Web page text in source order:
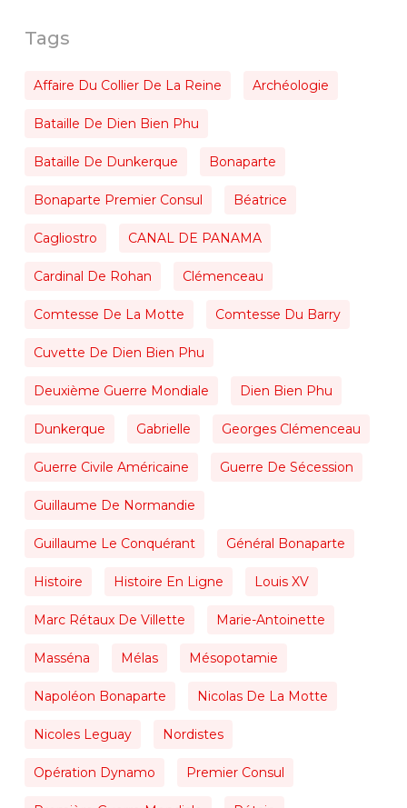
Tags
Affaire Du Collier De La Reine Archéologie
Bataille De Dien Bien Phu
Bataille De Dunkerque Bonaparte
Bonaparte Premier Consul Béatrice
Cagliostro CANAL DE PANAMA
Cardinal De Rohan Clémenceau
Comtesse De La Motte Comtesse Du Barry
Cuvette De Dien Bien Phu
Deuxième Guerre Mondiale Dien Bien Phu
Dunkerque Gabrielle Georges Clémenceau
Guerre Civile Américaine Guerre De Sécession
Guillaume De Normandie
Guillaume Le Conquérant Général Bonaparte
Histoire Histoire En Ligne Louis XV
Marc Rétaux De Villette Marie-Antoinette
Masséna Mélas Mésopotamie
Napoléon Bonaparte Nicolas De La Motte
Nicoles Leguay Nordistes
Opération Dynamo Premier Consul